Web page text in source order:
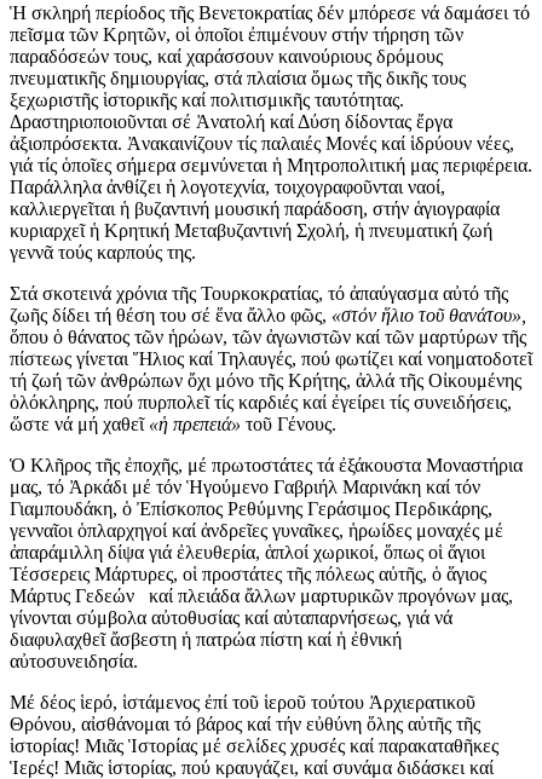
Ἡ σκληρή περίοδος τῆς Βενετοκρατίας δέν μπόρεσε νά δαμάσει τό
πεῖσμα τῶν Κρητῶν, οἱ ὁποῖοι ἐπιμένουν στήν τήρηση τῶν
παραδόσεών τους, καί χαράσσουν καινούριους δρόμους
πνευματικῆς δημιουργίας, στά πλαίσια ὅμως τῆς δικῆς τους
ξεχωριστῆς ἱστορικῆς καί πολιτισμικῆς ταυτότητας.
Δραστηριοποιοῦνται σέ Ἀνατολή καί Δύση δίδοντας ἔργα
ἀξιοπρόσεκτα. Ἀνακαινίζουν τίς παλαιές Μονές καί ἱδρύουν νέες,
γιά τίς ὁποῖες σήμερα σεμνύνεται ἡ Μητροπολιτική μας περιφέρεια.
Παράλληλα ἀνθίζει ἡ λογοτεχνία, τοιχογραφοῦνται ναοί,
καλλιεργεῖται ἡ βυζαντινή μουσική παράδοση, στήν ἁγιογραφία
κυριαρχεῖ ἡ Κρητική Μεταβυζαντινή Σχολή, ἡ πνευματική ζωή
γεννᾶ τούς καρπούς της.
Στά σκοτεινά χρόνια τῆς Τουρκοκρατίας, τό ἀπαύγασμα αὐτό τῆς
ζωῆς δίδει τή θέση του σέ ἕνα ἄλλο φῶς, «στόν ἥλιο τοῦ θανάτου»,
ὅπου ὁ θάνατος τῶν ἡρώων, τῶν ἀγωνιστῶν καί τῶν μαρτύρων τῆς
πίστεως γίνεται Ἥλιος καί Τηλαυγές, πού φωτίζει καί νοηματοδοτεῖ
τή ζωή τῶν ἀνθρώπων ὄχι μόνο τῆς Κρήτης, ἀλλά τῆς Οἰκουμένης
ὁλόκληρης, πού πυρπολεῖ τίς καρδιές καί ἐγείρει τίς συνειδήσεις,
ὥστε νά μή χαθεῖ «ἡ πρεπειά» τοῦ Γένους.
Ὁ Κλῆρος τῆς ἐποχῆς, μέ πρωτοστάτες τά ἐξάκουστα Μοναστήρια
μας, τό Ἀρκάδι μέ τόν Ἡγούμενο Γαβριήλ Μαρινάκη καί τόν
Γιαμπουδάκη, ὁ Ἐπίσκοπος Ρεθύμνης Γεράσιμος Περδικάρης,
γενναῖοι ὁπλαρχηγοί καί ἀνδρεῖες γυναῖκες, ἡρωίδες μοναχές μέ
ἀπαράμιλλη δίψα γιά ἐλευθερία, ἁπλοί χωρικοί, ὅπως οἱ ἅγιοι
Τέσσερεις Μάρτυρες, οἱ προστάτες τῆς πόλεως αὐτῆς, ὁ ἅγιος
Μάρτυς Γεδεών καί πλειάδα ἄλλων μαρτυρικῶν προγόνων μας,
γίνονται σύμβολα αὐτοθυσίας καί αὐταπαρνήσεως, γιά νά
διαφυλαχθεῖ ἄσβεστη ἡ πατρώα πίστη καί ἡ ἐθνική
αὐτοσυνειδησία.
Μέ δέος ἱερό, ἱστάμενος ἐπί τοῦ ἱεροῦ τούτου Ἀρχιερατικοῦ
Θρόνου, αἰσθάνομαι τό βάρος καί τήν εὐθύνη ὅλης αὐτῆς τῆς
ἱστορίας! Μιᾶς Ἱστορίας μέ σελίδες χρυσές καί παρακαταθῆκες
Ἱερές! Μιᾶς ἱστορίας, πού κραυγάζει, καί συνάμα διδάσκει καί